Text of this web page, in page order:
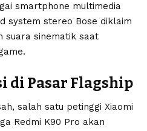
smartphone multimedia
system stereo Bose diklaim
suara sinematik saat
di Pasar Flagship
salah satu petinggi Xiaomi
Redmi K90 Pro akan